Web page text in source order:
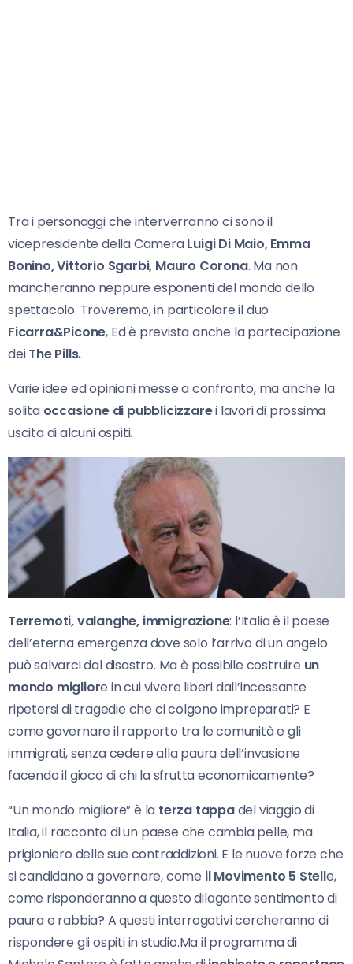
Tra i personaggi che interverranno ci sono il
vicepresidente della CameraLuigi Di Maio, Emma
Bonino, Vittorio Sgarbi, Mauro Corona. Ma non
mancheranno neppure esponenti del mondo dello
spettacolo. Troveremo, in particolare il duo
Ficarra&Picone, Ed è prevista anche la partecipazione
deiThe Pills.
Varie idee ed opinioni messe a confronto, ma anche la
solitaoccasione di pubblicizzarei lavori di prossima
uscita di alcuni ospiti.
Terremoti, valanghe, immigrazione: l’Italia è il paese
dell’eterna emergenza dove solo l’arrivo di un angelo
può salvarci dal disastro. Ma è possibile costruire un
mondo migliore in cui vivere liberi dall’incessante
ripetersi di tragedie che ci colgono impreparati? E
come governare il rapporto tra le comunità e gli
immigrati, senza cedere alla paura dell’invasione
facendo il gioco di chi la sfrutta economicamente?
“Un mondo migliore” è la terza tappadel viaggio di
Italia, il racconto di un paese che cambia pelle, ma
prigioniero delle sue contraddizioni. E le nuove forze che
si candidano a governare, come il Movimento 5 Stelle,
come risponderanno a questo dilagante sentimento di
paura e rabbia? A questi interrogativi cercheranno di
rispondere gli ospiti in studio.Ma il programma di